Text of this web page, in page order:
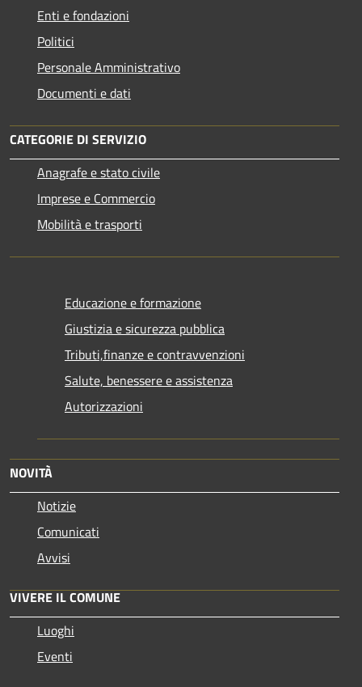
Enti e fondazioni
Politici
Personale Amministrativo
Documenti e dati
CATEGORIE DI SERVIZIO
Anagrafe e stato civile
Imprese e Commercio
Mobilità e trasporti
Educazione e formazione
Giustizia e sicurezza pubblica
Tributi,finanze e contravvenzioni
Salute, benessere e assistenza
Autorizzazioni
NOVITÀ
Notizie
Comunicati
Avvisi
VIVERE IL COMUNE
Luoghi
Eventi